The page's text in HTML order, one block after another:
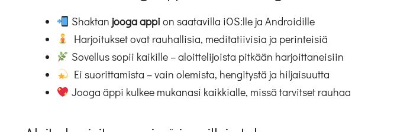
Shaktan jooga appi on saatavilla iOS:lle ja Androidille
Harjoitukset ovat rauhallisia, meditatiivisia ja perinteisiä
Sovellus sopii kaikille – aloittelijoista pitkään harjoittaneisiin
Ei suorittamista – vain olemista, hengitystä ja hiljaisuutta
Jooga äppi kulkee mukanasi kaikkialle, missä tarvitset rauhaa